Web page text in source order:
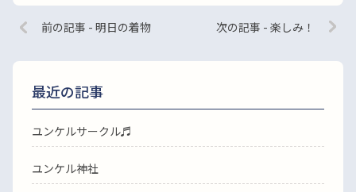
前の記事 - 明日の着物 次の記事 - 楽しみ！
最近の記事
ユンケルサークル♬
ユンケル神社